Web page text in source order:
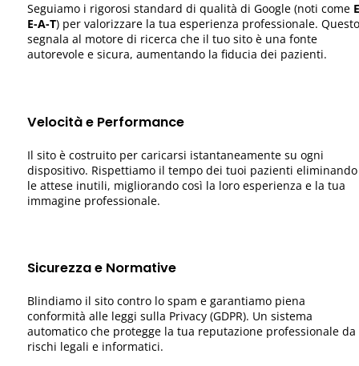
Seguiamo i rigorosi standard di qualità di Google (noti come
E-A-T) per valorizzare la tua esperienza professionale. Questo
segnala al motore di ricerca che il tuo sito è una fonte
autorevole e sicura, aumentando la fiducia dei pazienti.
Velocità e Performance
Il sito è costruito per caricarsi istantaneamente su ogni
dispositivo. Rispettiamo il tempo dei tuoi pazienti eliminando
le attese inutili, migliorando così la loro esperienza e la tua
immagine professionale.
Sicurezza e Normative
Blindiamo il sito contro lo spam e garantiamo piena
conformità alle leggi sulla Privacy (GDPR). Un sistema
automatico che protegge la tua reputazione professionale da
rischi legali e informatici.